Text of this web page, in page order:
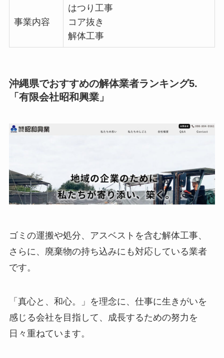
事業内容
はつり工事
コア抜き
解体工事
沖縄県でおすすめの解体業者ランキング5.
「有限会社昭和興業」
ゴミの運搬や処分、アスベストを含む解体工事、
さらに、廃棄物の持ち込みにも対応している業者
です。
「真心と、和心。」を理念に、仕事に生きがいを
感じる会社を目指して、成長するための努力を
日々重ねています。